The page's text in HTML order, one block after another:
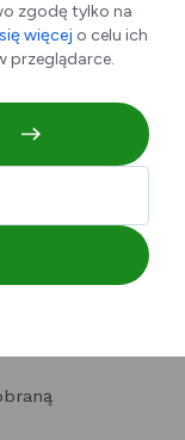
oferujemy
zdrowych oraz z
i nadciśnieniem.
zgodę tylko na
więcej o celu ich
przeglądarce.